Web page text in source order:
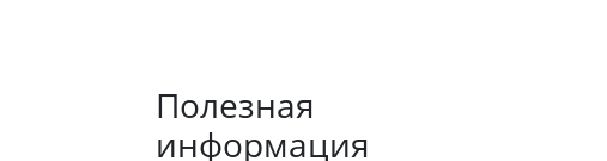
Полезная
информация